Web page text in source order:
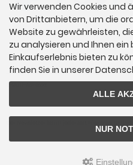
Newsletter-Anmeldung
E-Mail-Adresse:
Wir verwenden Cookies und
von Drittanbietern, um die
Website zu gewährleisten,
zu analysieren und Ihnen
Einkaufserlebnis bieten zu
finden Sie in unserer
ALLE
NUR